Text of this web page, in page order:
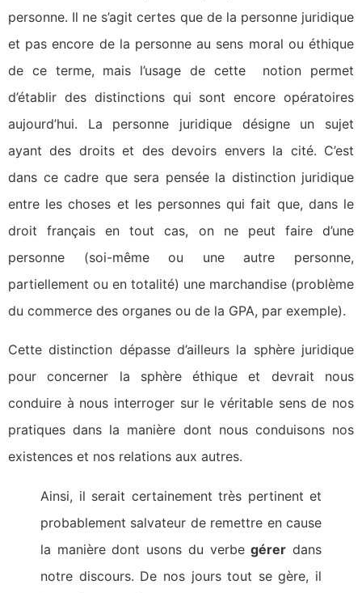
personne. Il ne s’agit certes que de la personne juridique
et pas encore de la personne au sens moral ou éthique
de ce terme, mais l’usage de cette notion permet
d’établir des distinctions qui sont encore opératoires
aujourd’hui. La personne juridique désigne un sujet
ayant des droits et des devoirs envers la cité. C’est
dans ce cadre que sera pensée la distinction juridique
entre les choses et les personnes qui fait que, dans le
droit français en tout cas, on ne peut faire d’une
personne (soi-même ou une autre personne,
partiellement ou en totalité) une marchandise (problème
du commerce des organes ou de la GPA, par exemple).
Cette distinction dépasse d’ailleurs la sphère juridique
pour concerner la sphère éthique et devrait nous
conduire à nous interroger sur le véritable sens de nos
pratiques dans la manière dont nous conduisons nos
existences et nos relations aux autres.
Ainsi, il serait certainement très pertinent et
probablement salvateur de remettre en cause
la manière dont usons du verbegérer dans
notre discours. De nos jours tout se gère, il